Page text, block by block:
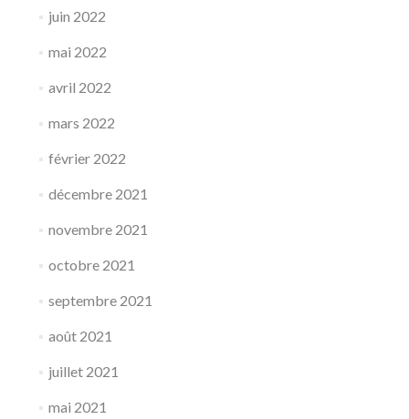
juin 2022
mai 2022
avril 2022
mars 2022
février 2022
décembre 2021
novembre 2021
octobre 2021
septembre 2021
août 2021
juillet 2021
mai 2021